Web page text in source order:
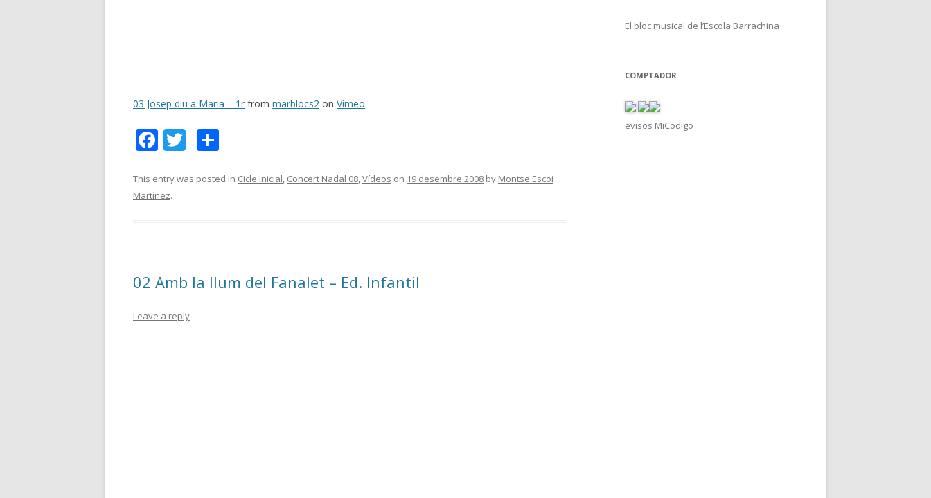
03 Josep diu a Maria – 1r from marblocs2 on Vimeo.
F
e
b
k
T
itt m
ix
This entry was posted in Cicle Inicial, Concert Nadal 08,Vídeos on 19 desembre 2008 by Montse Escoi
Martínez.
02 Amb la llum del Fanalet – Ed. Infantil
Leave a reply
El bloc musical de l’Escola Barrachina
COMPTADOR
evisos MiCodigo